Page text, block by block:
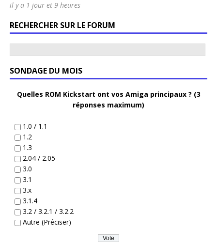
il y a 1 jour et 9 heures
RECHERCHER SUR LE FORUM
SONDAGE DU MOIS
Quelles ROM Kickstart ont vos Amiga principaux ? (3
réponses maximum)
1.0 / 1.1
1.2
1.3
2.04 / 2.05
3.0
3.1
3.x
3.1.4
3.2 / 3.2.1 / 3.2.2
Autre (Préciser)